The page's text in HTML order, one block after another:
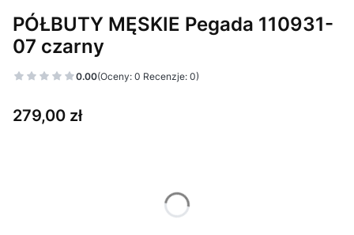
PÓŁBUTY MĘSKIE Pegada 110931-
07 czarny
0.00(Oceny: 0 Recenzje: 0)
Cena
279,00 zł